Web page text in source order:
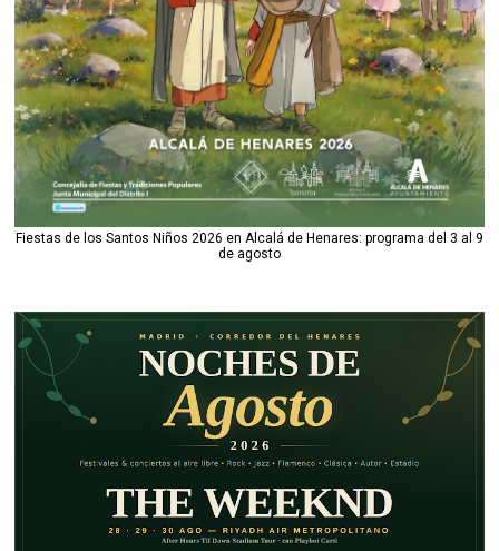
Fiestas de los Santos Niños 2026 en Alcalá de Henares: programa del 3 al 9
de agosto